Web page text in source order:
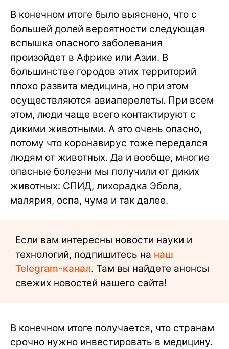
В конечном итоге было выяснено, что с
большей долей вероятности следующая
вспышка опасного заболевания
произойдет в Африке или Азии. В
большинстве городов этих территорий
плохо развита медицина, но при этом
осуществляются авиаперелеты. При всем
этом, люди чаще всего контактируют с
дикими животными. А это очень опасно,
потому что коронавирус тоже передался
людям от животных. Да и вообще, многие
опасные болезни мы получили от диких
животных: СПИД, лихорадка Эбола,
малярия, оспа, чума и так далее.
Если вам интересны новости науки и
технологий, подпишитесь на наш
Telegram-канал. Там вы найдете анонсы
свежих новостей нашего сайта!
В конечном итоге получается, что странам
срочно нужно инвестировать в медицину.